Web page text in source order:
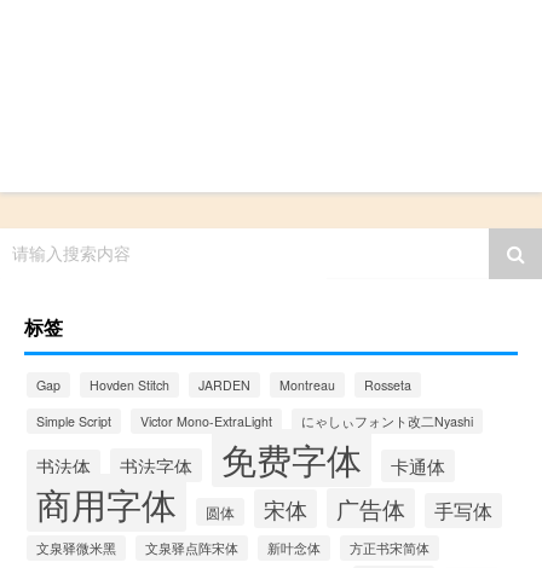
请输入搜索内容
标签
Gap Hovden Stitch JARDEN Montreau
Rosseta
Simple Script
Victor Mono-ExtraLight にゃしぃフォント改二Nyashi
书法体 书法字体 免费字体 卡通体
商用字体 圆体 宋体 广告体 手写体
文泉驿微米黑 文泉驿点阵宋体 新叶念体 方正书宋简体